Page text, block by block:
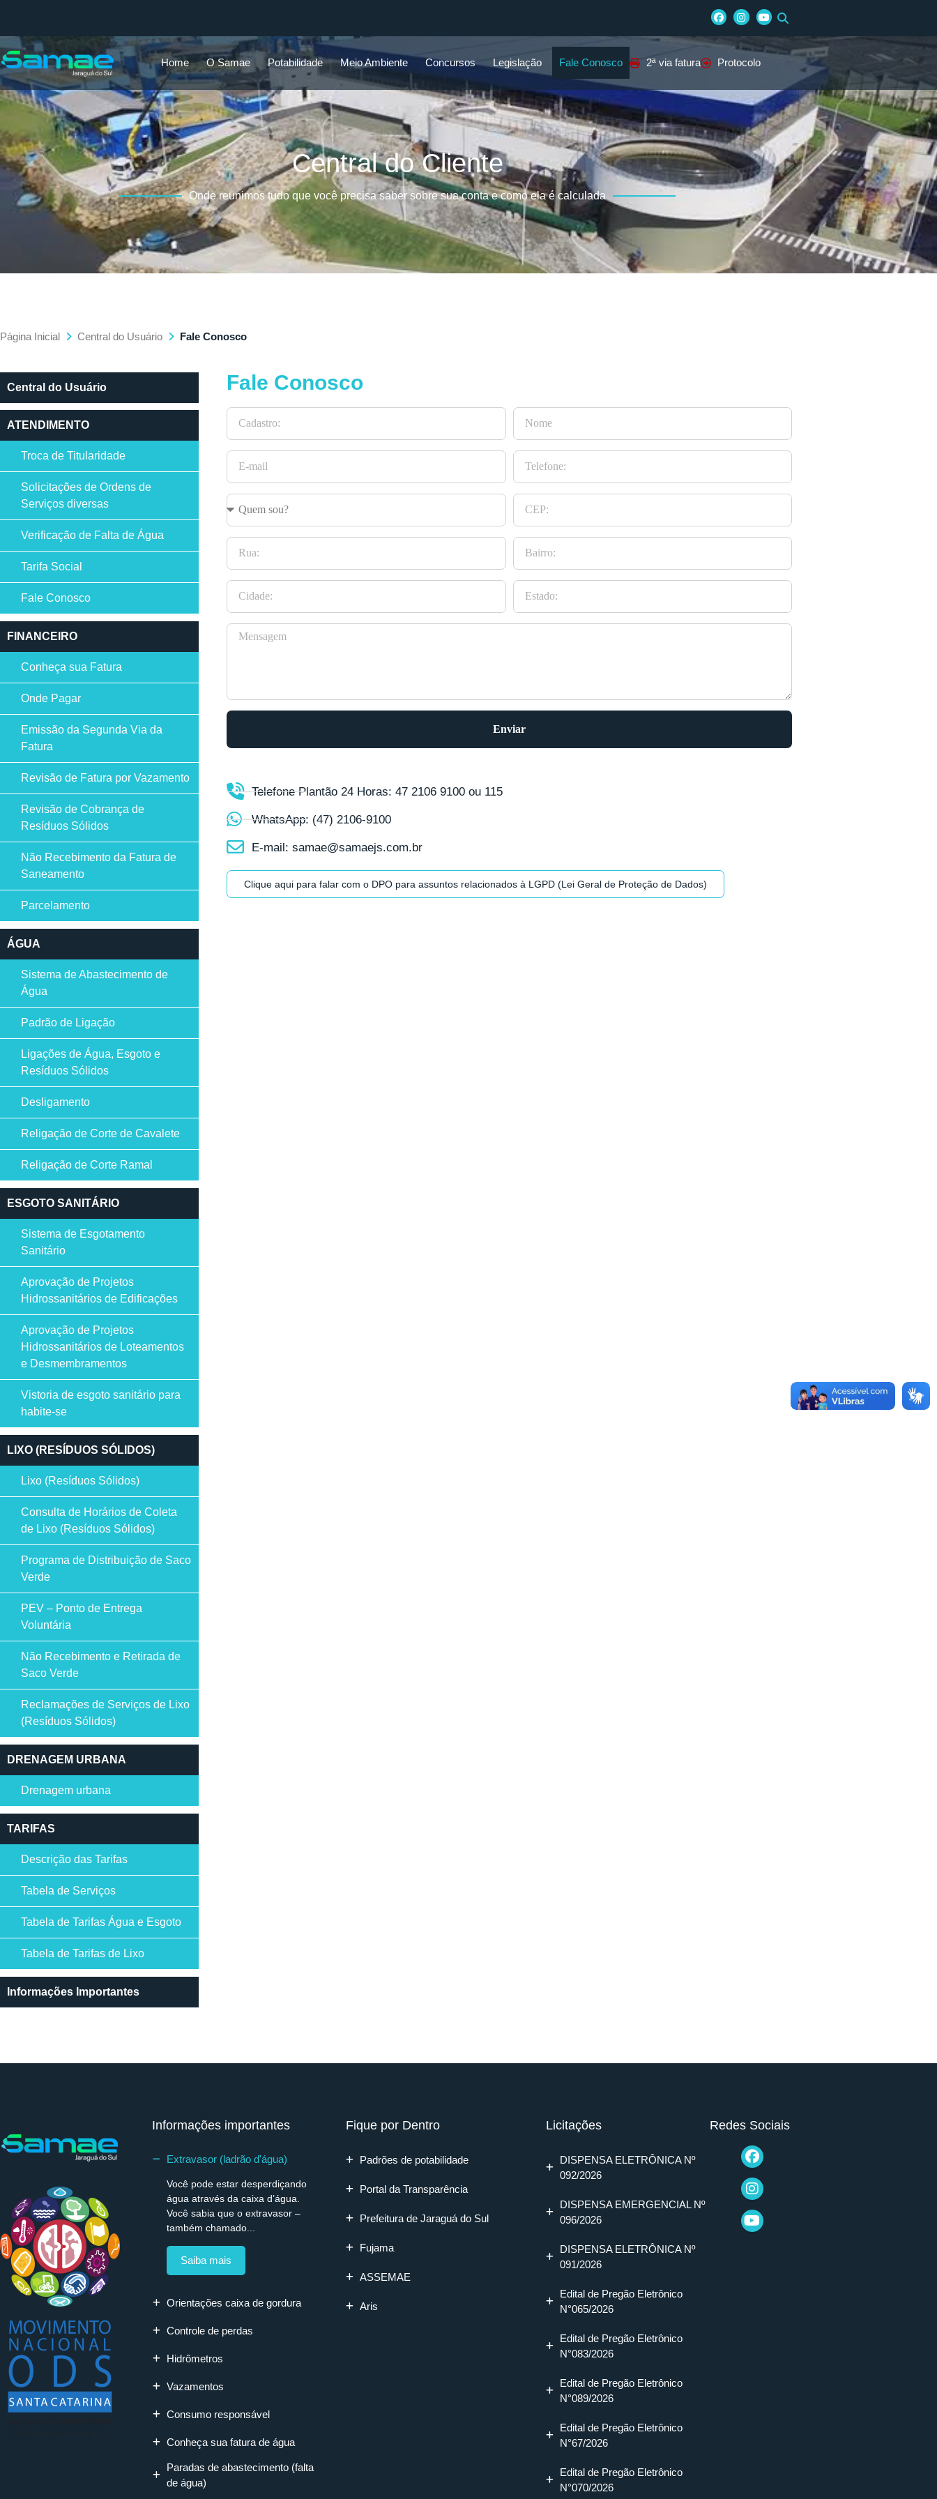
Home O Samae Potabilidade Meio Ambiente Concursos Legislação Fale Conosco 2ª via fatura Protocolo
Central do Cliente
Onde reunimos tudo que você precisa saber sobre sua conta e como ela é calculada
Página Inicial Central do Usuário Fale Conosco
Central do Usuário
ATENDIMENTO
Troca de Titularidade
Solicitações de Ordens de
Serviços diversas
Verificação de Falta de Água
Tarifa Social
Fale Conosco
FINANCEIRO
Conheça sua Fatura
Onde Pagar
Emissão da Segunda Via da
Fatura
Revisão de Fatura por Vazamento
Revisão de Cobrança de
Resíduos Sólidos
Não Recebimento da Fatura de
Saneamento
Parcelamento
ÁGUA
Sistema de Abastecimento de
Água
Padrão de Ligação
Ligações de Água, Esgoto e
Resíduos Sólidos
Desligamento
Religação de Corte de Cavalete
Religação de Corte Ramal
ESGOTO SANITÁRIO
Sistema de Esgotamento
Sanitário
Aprovação de Projetos
Hidrossanitários de Edificações
Aprovação de Projetos
Hidrossanitários de Loteamentos
e Desmembramentos
Vistoria de esgoto sanitário para
habite-se
LIXO (RESÍDUOS SÓLIDOS)
Lixo (Resíduos Sólidos)
Consulta de Horários de Coleta
de Lixo (Resíduos Sólidos)
Programa de Distribuição de Saco
Verde
PEV – Ponto de Entrega
Voluntária
Não Recebimento e Retirada de
Saco Verde
Reclamações de Serviços de Lixo
(Resíduos Sólidos)
DRENAGEM URBANA
Drenagem urbana
TARIFAS
Descrição das Tarifas
Tabela de Serviços
Tabela de Tarifas Água e Esgoto
Tabela de Tarifas de Lixo
Informações Importantes
Fale Conosco
Enviar
Telefone Plantão 24 Horas: 47 2106 9100 ou 115
WhatsApp: (47) 2106-9100
E-mail: samae@samaejs.com.br
Clique aqui para falar com o DPO para assuntos relacionados à LGPD (Lei Geral de Proteção de Dados)
Informações importantes
Extravasor (ladrão d'água)
Você pode estar desperdiçando
água através da caixa d’água.
Você sabia que o extravasor –
também chamado...
Saiba mais
Orientações caixa de gordura
Controle de perdas
Hidrômetros
Vazamentos
Consumo responsável
Conheça sua fatura de água
Paradas de abastecimento (falta
de água)
Fique por Dentro
Padrões de potabilidade
Portal da Transparência
Prefeitura de Jaraguá do Sul
Fujama
ASSEMAE
Aris
Licitações
DISPENSA ELETRÔNICA Nº
092/2026
DISPENSA EMERGENCIAL Nº
096/2026
DISPENSA ELETRÔNICA Nº
091/2026
Edital de Pregão Eletrônico
N°065/2026
Edital de Pregão Eletrônico
N°083/2026
Edital de Pregão Eletrônico
N°089/2026
Edital de Pregão Eletrônico
N°67/2026
Edital de Pregão Eletrônico
N°070/2026
Redes Sociais